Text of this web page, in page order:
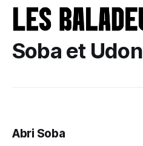
Soba et Udon
Abri Soba